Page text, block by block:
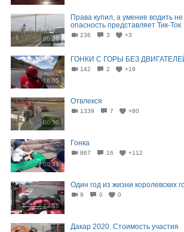
00:20
Права купил, а умение водить
опасность представляет Тик-Ток
236 3 +3
16:05
ГОНКИ С ГОРЫ БЕЗ
142 2 +19
00:30
Отвлекся
1339 7 +80
00:41
Гонка
867 16 +112
23:58
Один год из жизни королевских
9 0 0
Дакар 2020. Стоимость участия